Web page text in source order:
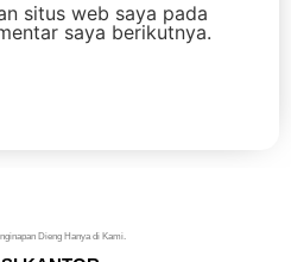
situs web saya pada
saya berikutnya.
Dieng Hanya di Kami.